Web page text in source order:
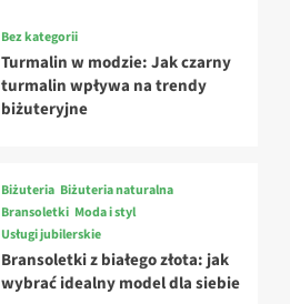
Bez kategorii
Turmalin w modzie: Jak czarny
turmalin wpływa na trendy
biżuteryjne
Biżuteria Biżuteria naturalna
Bransoletki Moda i styl
Usługi jubilerskie
Bransoletki z białego złota: jak
wybrać idealny model dla siebie